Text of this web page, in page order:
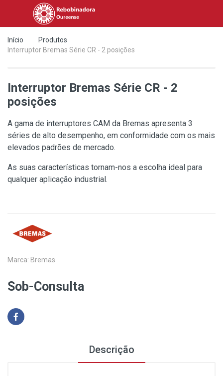
Início
Produtos
Interruptor Bremas Série CR - 2 posições
Interruptor Bremas Série CR - 2
posições
A gama de interruptores CAM da Bremas apresenta 3
séries de alto desempenho, em conformidade com os mais
elevados padrões de mercado.
As suas características tornam-nos a escolha ideal para
qualquer aplicação industrial.
Marca: Bremas
Sob-Consulta
Descrição